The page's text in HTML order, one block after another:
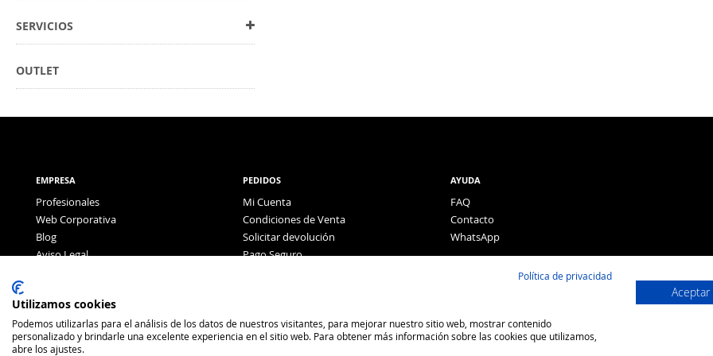
SERVICIOS
OUTLET
EMPRESA
Profesionales
Web Corporativa
Blog
Aviso Legal
PEDIDOS
Mi Cuenta
Condiciones de Venta
Solicitar devolución
Pago Seguro
AYUDA
FAQ
Contacto
WhatsApp
Política de privacidad
Utilizamos cookies
Podemos utilizarlas para el análisis de los datos de nuestros visitantes, para mejorar nuestro sitio web, mostrar contenido
personalizado y brindarle una excelente experiencia en el sitio web. Para obtener más información sobre las cookies que utilizamos,
abre los ajustes.